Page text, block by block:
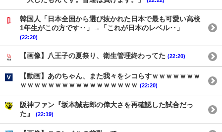
韓国人「日本全国から選び抜かれた日本で最も可愛い高校
1年生がこの方です‥」→「これが日本のレベル‥」
(22:20)
【画像】八王子の夏祭り、衛生管理終わってた (22:20)
【動画】あのちゃん、また我々をシコらすｗｗｗｗｗｗｗ
ｗｗｗｗｗｗｗｗｗｗｗｗｗｗｗｗｗ (22:20)
阪神ファン『坂本誠志郎の偉大さを再確認した試合だっ
た』
(22:19)